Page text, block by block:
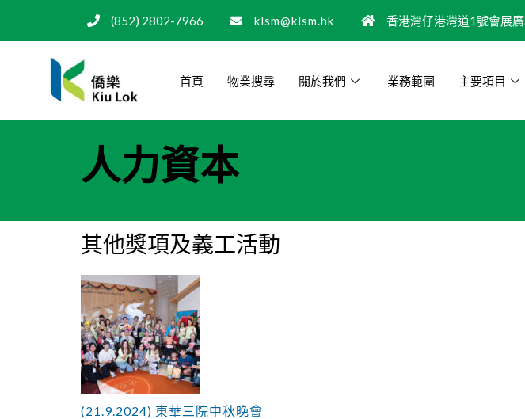
(852) 2802-7966 klsm@klsm.hk 香港灣仔港灣道1號會展
首頁 物業搜尋 關於我們 業務範圍 主要項目
人力資本
其他獎項及義工活動
(21.9.2024) 東華三院中秋晚會